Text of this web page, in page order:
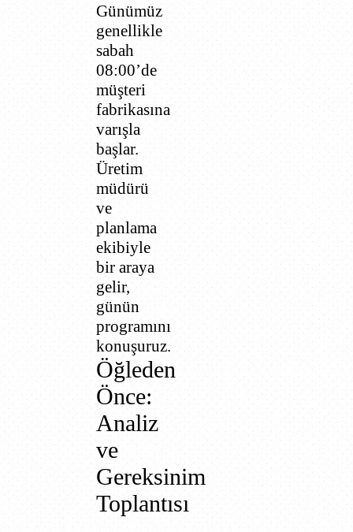
Günümüz
genellikle
sabah
08:00’de
müşteri
fabrikasına
varışla
başlar.
Üretim
müdürü
ve
planlama
ekibiyle
bir araya
gelir,
günün
programını
konuşuruz.
Öğleden
Önce:
Analiz
ve
Gereksinim
Toplantısı